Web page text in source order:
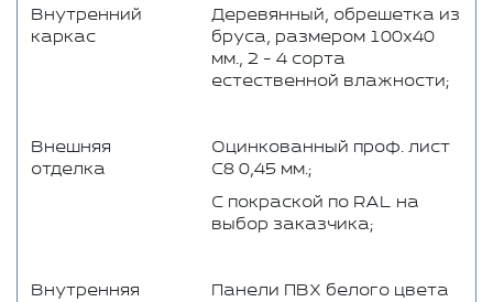
Внутренний
каркас
Деревянный, обрешетка из
бруса, размером 100x40
мм., 2 - 4 сорта
естественной влажности;
Внешняя
отделка
Оцинкованный проф. лист
С8 0,45 мм.;
C покраской по RAL на
выбор заказчика;
Внутренняя
Панели ПВХ белого цвета